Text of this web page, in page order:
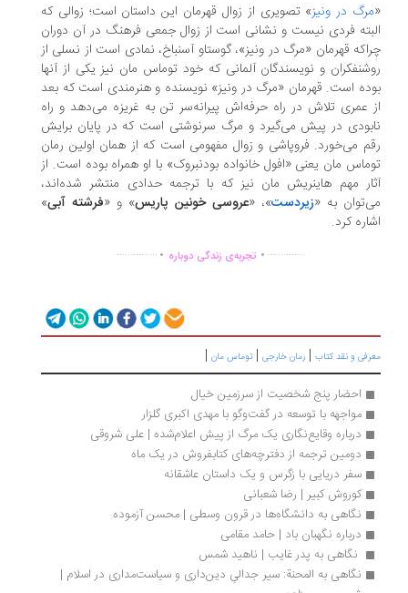
در ونیز » تصویری از زوال قهرمان این داستان است؛ زوالی که
فردی نیست و نشانی است از زوال جمعی فرهنگ در آن دوران
قهرمان «مرگ در ونیز»، گوستاو آسنباخ، نمادی است از نسلی از
و نویسندگان آلمانی که خود توماس مان نیز یکی از آنها
است. قهرمان «مرگ در ونیز» نویسنده و هنرمندی است که بعد
عمری تلاش در راه حرفه‌اش پیرانه‌سر تن به غریزه می‌دهد و راه
در پیش می‌گیرد و مرگ سرنوشتی است که در پایان برایش
می‌خورد. فروپاشی و زوال مفهومی است که از همان اولین رمان
مان یعنی «افول خانواده بودنبروک» با او همراه بوده است. از
مهم هاینریش مان نیز که با ترجمه حدادی منتشر شده‌اند،
به «زیردست»، «عروسی خونین پاریس » و «فرشته آبی»
کرد.
............... .تجربه‌ی زندگی دوباره ...............
و نقد کتاب|رمان خارجی|توماس مان|
احضار پنج شخصیت از سرزمین خیال
مواجهه با توسعه در گفت‌وگو با مهدی اکبری گلزار
درباره وقایع‌نگاری یک مرگ از پیش اعلام‌شده | علی شروقی
دومین ترجمه از دفترچه‌های کتابفروش در یک ماه
سفر دریایی با زگرس و یک داستان عاشقانه
کوروش کبیر | رضا شعبانی
نگاهی به دانشگاه‌ها در قرون وسطی | محسن آزموده
درباره نگهبان باد | حامد مقامی
نگاهی به پدر غایب | ناهید شمس
نگاهی به المحنة: سیر جدالیِ دین‌داری و سیاست‌مداری در اسلام |